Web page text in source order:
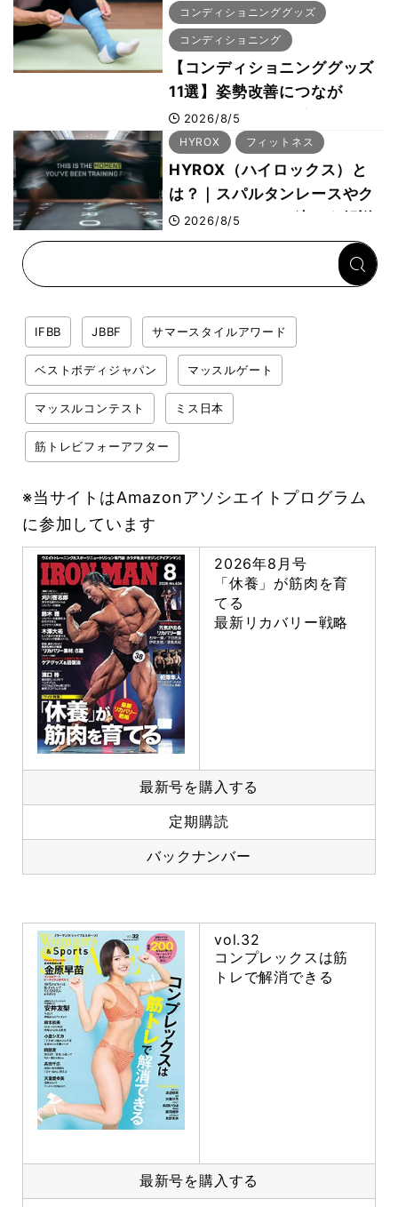
幕 約1万2,000人が集結
コンディショニンググッズ
コンディショニング
【コンディショニンググッズ
11選】姿勢改善につなが
る“A-wear（エーウェ
ア）”など、ボディビル元世界
王者・鈴木雅選手が解説
2026/8/5
HYROX フィットネス
HYROX（ハイロックス）と
は？｜スパルタンレースやク
ロスフィットとの違いを解説
2026/8/5
IFBB JBBF サマースタイルアワード
ベストボディジャパン マッスルゲート
マッスルコンテスト ミス日本
筋トレビフォーアフター
※当サイトはAmazonアソシエイトプログラム
に参加しています
2026年8月号
「休養」が筋肉を育
てる
最新リカバリー戦略
最新号を購入する
定期購読
バックナンバー
vol.32
コンプレックスは筋
トレで解消できる
最新号を購入する